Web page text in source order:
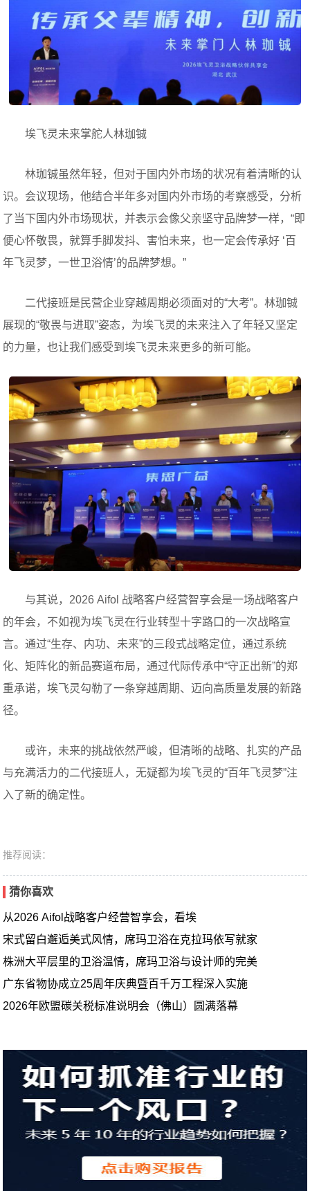
埃飞灵未来掌舵人林珈铖
林珈铖虽然年轻，但对于国内外市场的状况有着清晰的认
识。会议现场，他结合半年多对国内外市场的考察感受，分析
了当下国内外市场现状，并表示会像父亲坚守品牌梦一样，“即
便心怀敬畏，就算手脚发抖、害怕未来，也一定会传承好 ‘百
年飞灵梦，一世卫浴情’的品牌梦想。”
二代接班是民营企业穿越周期必须面对的“大考”。林珈铖
展现的“敬畏与进取”姿态，为埃飞灵的未来注入了年轻又坚定
的力量，也让我们感受到埃飞灵未来更多的新可能。
与其说，2026 Aifol 战略客户经营智享会是一场战略客户
的年会，不如视为埃飞灵在行业转型十字路口的一次战略宣
言。通过“生存、内功、未来”的三段式战略定位，通过系统
化、矩阵化的新品赛道布局，通过代际传承中“守正出新”的郑
重承诺，埃飞灵勾勒了一条穿越周期、迈向高质量发展的新路
径。
或许，未来的挑战依然严峻，但清晰的战略、扎实的产品
与充满活力的二代接班人，无疑都为埃飞灵的“百年飞灵梦”注
入了新的确定性。
推荐阅读：
猜你喜欢
从2026 Aifol战略客户经营智享会，看埃
宋式留白邂逅美式风情，席玛卫浴在克拉玛依写就家
株洲大平层里的卫浴温情，席玛卫浴与设计师的完美
广东省物协成立25周年庆典暨百千万工程深入实施
2026年欧盟碳关税标准说明会（佛山）圆满落幕